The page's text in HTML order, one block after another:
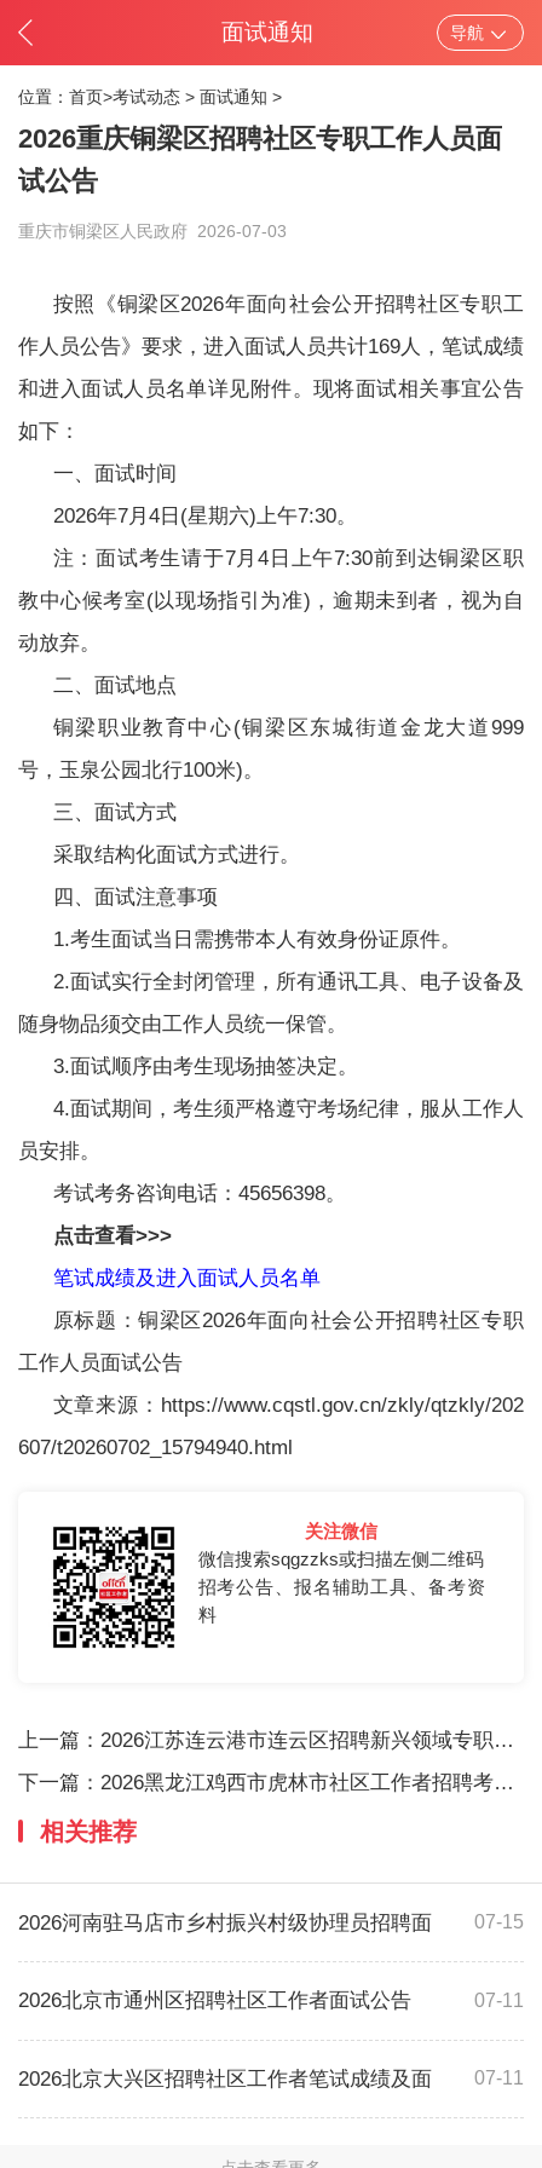
面试通知 导航
位置： 首页>考试动态> 面试通知 >
2026重庆铜梁区招聘社区专职工作人员面
试公告
重庆市铜梁区人民政府 2026-07-03
按照《铜梁区2026年面向社会公开招聘社区专职工
作人员公告》要求，进入面试人员共计169人，笔试成绩
和进入面试人员名单详见附件。现将面试相关事宜公告
如下：
一、面试时间
2026年7月4日(星期六)上午7:30。
注：面试考生请于7月4日上午7:30前到达铜梁区职
教中心候考室(以现场指引为准)，逾期未到者，视为自
动放弃。
二、面试地点
铜梁职业教育中心(铜梁区东城街道金龙大道999
号，玉泉公园北行100米)。
三、面试方式
采取结构化面试方式进行。
四、面试注意事项
1.考生面试当日需携带本人有效身份证原件。
2.面试实行全封闭管理，所有通讯工具、电子设备及
随身物品须交由工作人员统一保管。
3.面试顺序由考生现场抽签决定。
4.面试期间，考生须严格遵守考场纪律，服从工作人
员安排。
考试考务咨询电话：45656398。
点击查看>>>
笔试成绩及进入面试人员名单
原标题：铜梁区2026年面向社会公开招聘社区专职
工作人员面试公告
文章来源：https://www.cqstl.gov.cn/zkly/qtzkly/202
607/t20260702_15794940.html
关注微信
微信搜索sqgzzks或扫描左侧二维码
招考公告、报名辅助工具、备考资
料
上一篇： 2026江苏连云港市连云区招聘新兴领域专职党
下一篇： 2026黑龙江鸡西市虎林市社区工作者招聘考试面
相关推荐
2026河南驻马店市乡村振兴村级协理员招聘面 07-15
2026北京市通州区招聘社区工作者面试公告 07-11
2026北京大兴区招聘社区工作者笔试成绩及面 07-11